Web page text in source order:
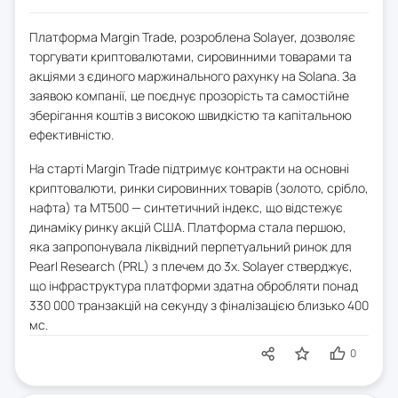
Платформа Margin Trade, розроблена Solayer, дозволяє
торгувати криптовалютами, сировинними товарами та
акціями з єдиного маржинального рахунку на Solana. За
заявою компанії, це поєднує прозорість та самостійне
зберігання коштів з високою швидкістю та капітальною
ефективністю.
На старті Margin Trade підтримує контракти на основні
криптовалюти, ринки сировинних товарів (золото, срібло,
нафта) та MT500 — синтетичний індекс, що відстежує
динаміку ринку акцій США. Платформа стала першою,
яка запропонувала ліквідний перпетуальний ринок для
Pearl Research (PRL) з плечем до 3x. Solayer стверджує,
що інфраструктура платформи здатна обробляти понад
330 000 транзакцій на секунду з фіналізацією близько 400
мс.
0